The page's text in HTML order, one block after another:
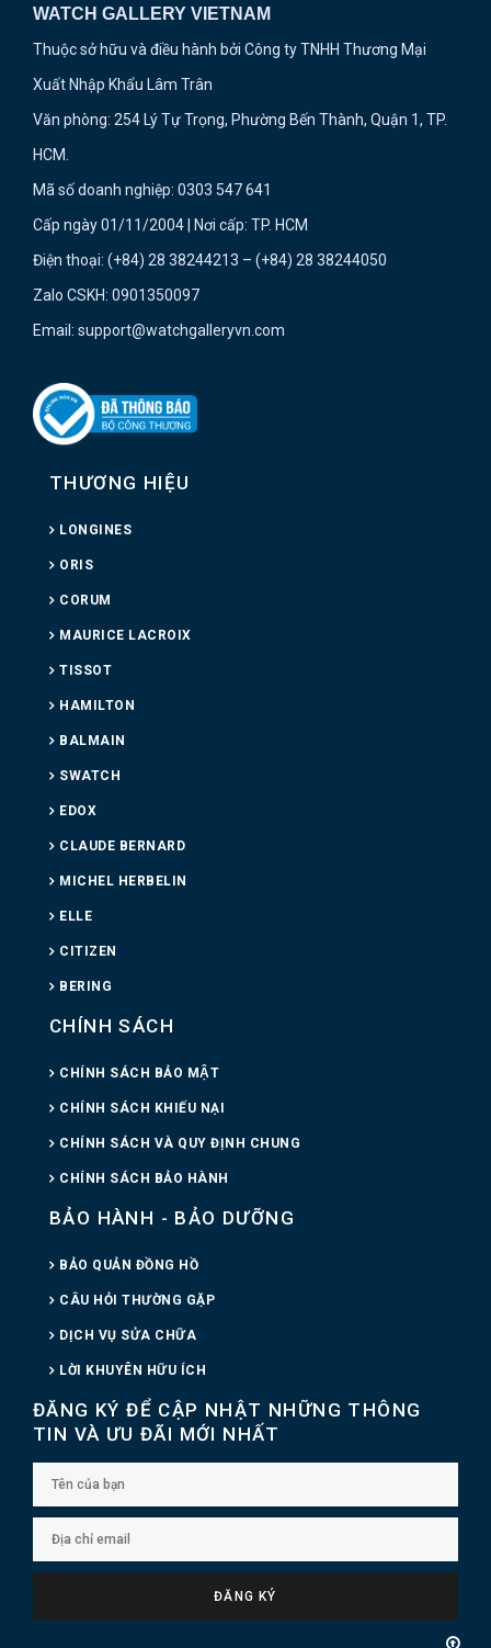
WATCH GALLERY VIETNAM
Thuộc sở hữu và điều hành bởi Công ty TNHH Thương Mại
Xuất Nhập Khẩu Lâm Trân
Văn phòng: 254 Lý Tự Trọng, Phường Bến Thành, Quận 1, TP.
HCM.
Mã số doanh nghiệp: 0303 547 641
Cấp ngày 01/11/2004 | Nơi cấp: TP. HCM
Điện thoại: (+84) 28 38244213 – (+84) 28 38244050
Zalo CSKH: 0901350097
Email: support@watchgalleryvn.com
THƯƠNG HIỆU
LONGINES
ORIS
CORUM
MAURICE LACROIX
TISSOT
HAMILTON
BALMAIN
SWATCH
EDOX
CLAUDE BERNARD
MICHEL HERBELIN
ELLE
CITIZEN
BERING
CHÍNH SÁCH
CHÍNH SÁCH BẢO MẬT
CHÍNH SÁCH KHIẾU NẠI
CHÍNH SÁCH VÀ QUY ĐỊNH CHUNG
CHÍNH SÁCH BẢO HÀNH
BẢO HÀNH - BẢO DƯỠNG
BẢO QUẢN ĐỒNG HỒ
CÂU HỎI THƯỜNG GẶP
DỊCH VỤ SỬA CHỮA
LỜI KHUYÊN HỮU ÍCH
ĐĂNG KÝ ĐỂ CẬP NHẬT NHỮNG THÔNG
TIN VÀ ƯU ĐÃI MỚI NHẤT
ĐĂNG KÝ